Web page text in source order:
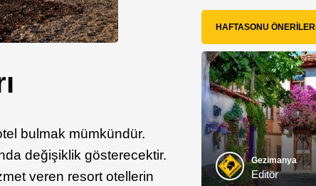
bulmak mümkündür.
değişiklik gösterecektir.
veren resort otellerin
HAFTASONU ÖNERILERI
Gezimanya
Editör